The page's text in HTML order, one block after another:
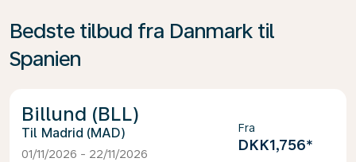
Bedste tilbud fra Danmark til
Spanien
Billund (BLL)
Madrid (MAD)
01/11/2026 - 22/11/2026
Fra
DKK1,756*